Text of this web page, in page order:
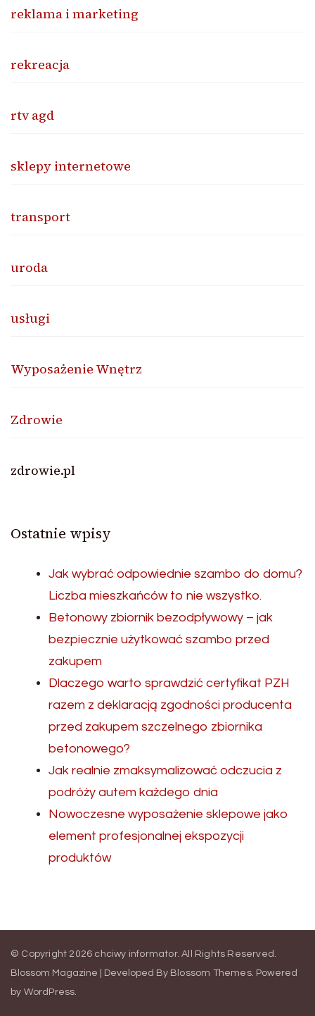
reklama i marketing
rekreacja
rtv agd
sklepy internetowe
transport
uroda
usługi
Wyposażenie Wnętrz
Zdrowie
zdrowie.pl
Ostatnie wpisy
Jak wybrać odpowiednie szambo do domu?
Liczba mieszkańców to nie wszystko.
Betonowy zbiornik bezodpływowy – jak
bezpiecznie użytkować szambo przed
zakupem
Dlaczego warto sprawdzić certyfikat PZH
razem z deklaracją zgodności producenta
przed zakupem szczelnego zbiornika
betonowego?
Jak realnie zmaksymalizować odczucia z
podróży autem każdego dnia
Nowoczesne wyposażenie sklepowe jako
element profesjonalnej ekspozycji
produktów
© Copyright 2026 chciwy informator. All Rights Reserved.
Blossom Magazine | Developed By Blossom Themes. Powered
by WordPress